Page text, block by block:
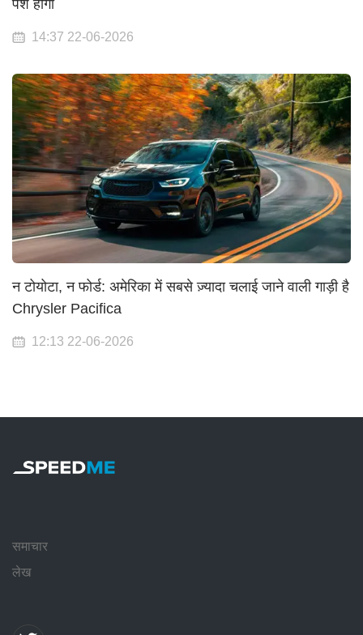
पेश होगा
14:37 22-06-2026
न टोयोटा, न फोर्ड: अमेरिका में सबसे ज़्यादा चलाई जाने वाली गाड़ी है
Chrysler Pacifica
12:13 22-06-2026
समाचार
लेख